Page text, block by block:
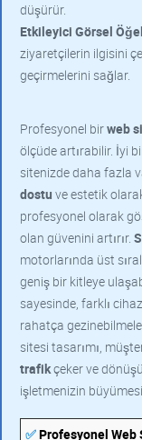
düşürür.
Etkileyici Görsel
ziyaretçilerin ilgisini
geçirmelerini sağlar.
Profesyonel birweb
ölçüde artırabilir. İyi
sitenizde daha fazla
dostu ve estetik
profesyonel olarak
olan güvenini artırır.
motorlarında üst
geniş bir kitleye
sayesinde, farklı
rahatça
sitesi tasarımı,
trafikçeker ve
işletmenizin
✅Profesyonel Web